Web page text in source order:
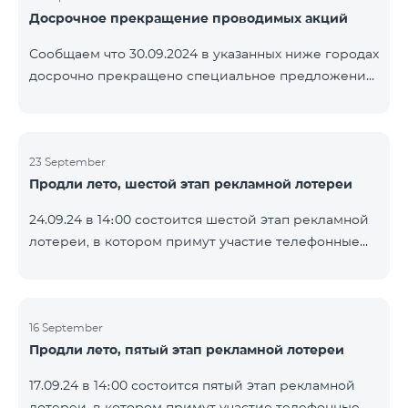
помощью генератора случайных чисел. Следите за
YouTube. Подробнее:
https://www.telecomarmenia.am/ru/B2S
Досрочное прекращение проводимых акций
Сообщаем что 30.09.2024 в указанных ниже городах
досрочно прекращено специальное предложение,
9900. Вайк Чаренцаван Ванадзор
23 September
Продли лето, шестой этап рекламной лотереи
24.09.24 в 14։00 состоится шестой этап рекламной
лотереи, в котором примут участие телефонные
Выигравшие номера телефонов будут выбраны с
помощью генератора случайных чисел. Следите за
YouTube. Подробнее:
16 September
Продли лето, пятый этап рекламной лотереи
17.09.24 в 14։00 состоится пятый этап рекламной